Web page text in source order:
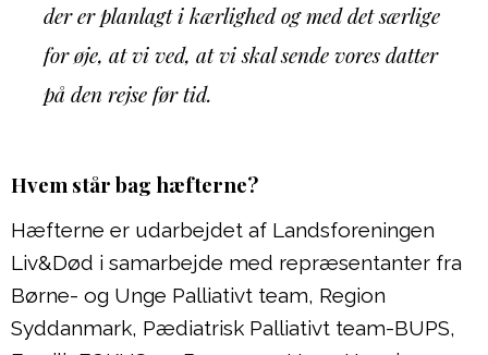
der er planlagt i kærlighed og med det særlige
for øje, at vi ved, at vi skal sende vores datter
på den rejse før tid.
Hvem står bag hæfterne?
Hæfterne er udarbejdet af Landsforeningen
Liv&Død i samarbejde med repræsentanter fra
Børne- og Unge Palliativt team, Region
Syddanmark, Pædiatrisk Palliativt team-BUPS,